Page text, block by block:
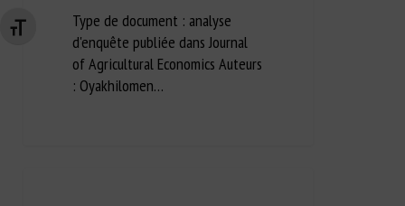
Changer la taille de la police
Type de document : analyse
d'enquête publiée dans Journal
of Agricultural Economics Auteurs
: Oyakhilomen…